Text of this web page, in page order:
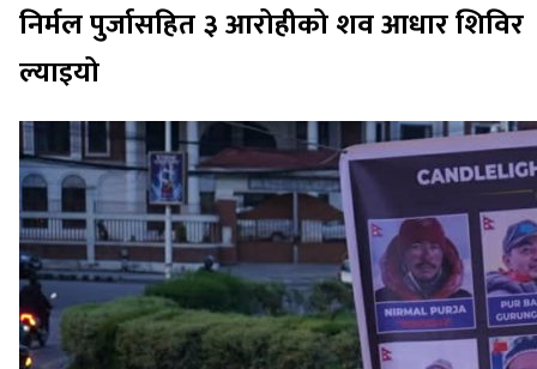
निर्मल पुर्जासहित ३ आरोहीको शव आधार शिविर
ल्याइयो